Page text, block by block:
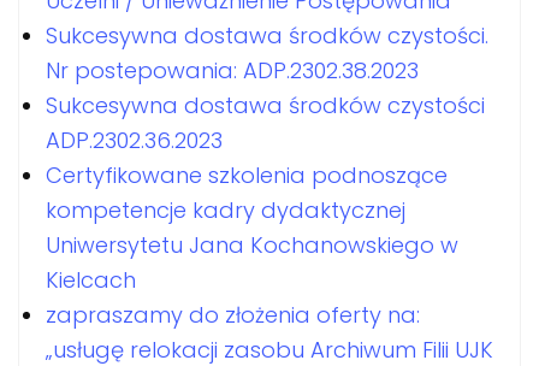
Sukcesywna dostawa środków czystości.
Nr postepowania: ADP.2302.38.2023
Sukcesywna dostawa środków czystości
ADP.2302.36.2023
Certyfikowane szkolenia podnoszące
kompetencje kadry dydaktycznej
Uniwersytetu Jana Kochanowskiego w
Kielcach
zapraszamy do złożenia oferty na:
„usługę relokacji zasobu Archiwum Filii UJK